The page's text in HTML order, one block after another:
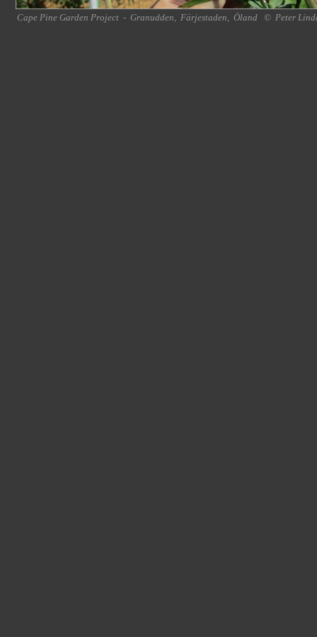
Cape Pine Garden Project - Granudden, Färjestaden, Öland © Peter